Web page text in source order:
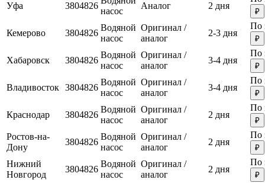
Уфа 3804826
насос
Аналог 2 дня
₽
Кемерово 3804826
Водяной
насос
Оригинал /
аналог
2-3 дня
По
₽
Хабаровск 3804826
Водяной
насос
Оригинал /
аналог
3-4 дня
По
₽
Владивосток 3804826
Водяной
насос
Оригинал /
аналог
3-4 дня
По
₽
Краснодар 3804826
Водяной
насос
Оригинал /
аналог
2 дня
По
₽
Ростов-на-
Дону
3804826
Водяной
насос
Оригинал /
аналог
2 дня
По
₽
Нижний
Новгород
3804826
Водяной
насос
Оригинал /
аналог
2 дня
По
₽